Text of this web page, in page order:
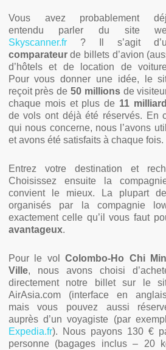
Vous avez probablement
entendu parler du site
Skyscanner.fr? Il s’agit
comparateurde billets d’avion
d’hôtels et de location de
Pour vous donner une idée, le
reçoit près de 50 millionsde
chaque mois et plus de 11
de vols ont déjà été réservés. En
qui nous concerne, nous l’avons
et avons été satisfaits à chaque fois.
Entrez votre destination et
Choisissez ensuite la
convient le mieux. La plupart
organisés par la compagnie
exactement celle qu’il vous faut
avantageux.
Pour le volColombo-Ho Chi
Ville, nous avons choisi
directement notre billet sur le
AirAsia.com (interface en
mais vous pouvez aussi
auprès d’un voyagiste (par
Expedia.fr). Nous payons 130 €
personne (bagages inclus – 20